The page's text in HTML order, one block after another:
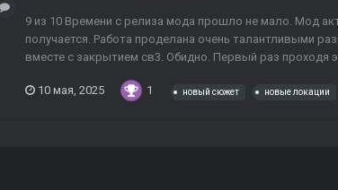
9 из 10 Времени с релиза мода прошло не мало. Мод
получается. Работа проделана очень талантливыми
вместе с закрытием св3. Обидно. Первый раз проходя
10 мая, 2025 1 новый сюжет новые локации